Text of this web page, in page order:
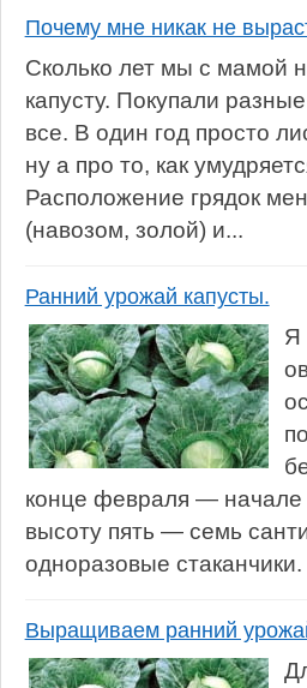
Почему мне никак не
Сколько лет мы с мамой
капусту. Покупали
все. В один год просто
ну а про то, как
Расположение грядок
(навозом, золой) и...
Ранний урожай капусты.
Я
конце февраля — начале
высоту пять — семь
одноразовые
Выращиваем ранний